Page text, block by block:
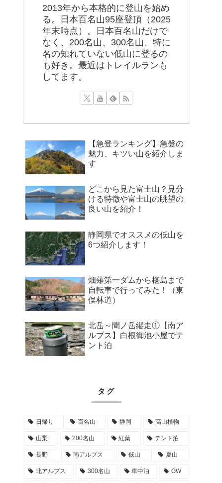
2013年から本格的に登山を始め
る。日本百名山95座登頂（2025
年末時点）。日本百名山だけで
なく、200名山、300名山、特に
名の知れていない低山に登るの
も好き。最近はトレイルランも
してます。
【急登ランキング】急登の
魅力、キツい山を紹介しま
す
どこから見た富士山？見分
ける特徴や富士山の眺望の
良い山を紹介！
静岡県でオススメの低山を
6つ紹介します！
畑薙第一ダムから椹島まで
自転車で行ってみた！（東
俣林道）
北岳～間ノ岳縦走①【南ア
ルプス】白根御池小屋でテ
ント泊
タグ
日帰り 百名山 静岡 高山植物
山梨 200名山 紅葉 テント泊
長野 南アルプス 低山 夏山
北アルプス 300名山 車中泊 GW